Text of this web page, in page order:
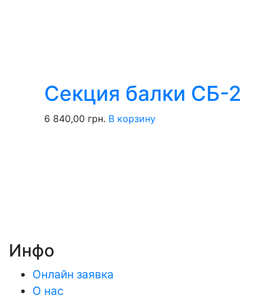
Секция балки СБ-2
6 840,00 грн. В корзину
Инфо
Онлайн заявка
О нас